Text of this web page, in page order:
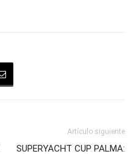
Artículo siguiente
SUPERYACHT CUP PALMA: